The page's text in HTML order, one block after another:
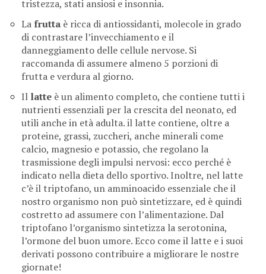
tristezza, stati ansiosi e insonnia.
La frutta è ricca di antiossidanti, molecole in grado
di contrastare l’invecchiamento e il
danneggiamento delle cellule nervose. Si
raccomanda di assumere almeno 5 porzioni di
frutta e verdura al giorno.
Il latte è un alimento completo, che contiene tutti i
nutrienti essenziali per la crescita del neonato, ed
utili anche in età adulta. il latte contiene, oltre a
proteine, grassi, zuccheri, anche minerali come
calcio, magnesio e potassio, che regolano la
trasmissione degli impulsi nervosi: ecco perché è
indicato nella dieta dello sportivo. Inoltre, nel latte
c’è il triptofano, un amminoacido essenziale che il
nostro organismo non può sintetizzare, ed è quindi
costretto ad assumere con l’alimentazione. Dal
triptofano l’organismo sintetizza la serotonina,
l’ormone del buon umore. Ecco come il latte e i suoi
derivati possono contribuire a migliorare le nostre
giornate!